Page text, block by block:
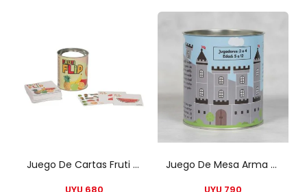
Nuestro punto de retiro se encuentra en zona centro
El horario de retiros es de Lunes a Viernes de 10hs a 18hs,
Sábados de 10hs a 13hs
Juego De Cartas Fruti Flip Chau Pantallas Juego De Mesa Arma Castillos – Chau Pantallas